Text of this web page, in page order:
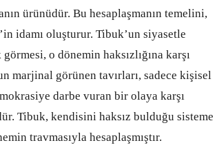
ürünüdür. Bu hesaplaşmanın temelini,
idamı oluşturur. Tibuk’un siyasetle
o dönemin haksızlığına karşı
marjinal görünen tavırları, sadece kişisel
darbe vuran bir olaya karşı
Tibuk, kendisini haksız bulduğu sisteme
travmasıyla hesaplaşmıştır.